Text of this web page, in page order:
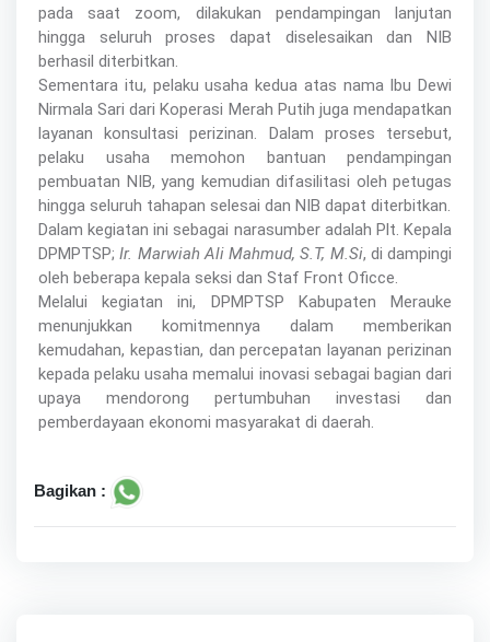
pada saat zoom, dilakukan pendampingan lanjutan
hingga seluruh proses dapat diselesaikan dan NIB
berhasil diterbitkan.
Sementara itu, pelaku usaha kedua atas nama Ibu Dewi
Nirmala Sari dari Koperasi Merah Putih juga mendapatkan
layanan konsultasi perizinan. Dalam proses tersebut,
pelaku usaha memohon bantuan pendampingan
pembuatan NIB, yang kemudian difasilitasi oleh petugas
hingga seluruh tahapan selesai dan NIB dapat diterbitkan.
Dalam kegiatan ini sebagai narasumber adalah Plt. Kepala
DPMPTSP; Ir. Marwiah Ali Mahmud, S.T, M.Si, di dampingi
oleh beberapa kepala seksi dan Staf Front Oficce.
Melalui kegiatan ini, DPMPTSP Kabupaten Merauke
menunjukkan komitmennya dalam memberikan
kemudahan, kepastian, dan percepatan layanan perizinan
kepada pelaku usaha memalui inovasi sebagai bagian dari
upaya mendorong pertumbuhan investasi dan
pemberdayaan ekonomi masyarakat di daerah.
Bagikan :